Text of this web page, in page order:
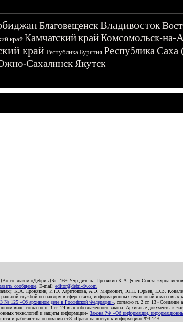
БлаговещенскВладивосток
край Камчатский крайКомсомольск-на-
край Республика Бурятия Республика Саха
СахалинскЯкутск
ДВ» со знаком «Дебри-ДВ». 16+ Учредитель: Пронякин К.А. (член Союза
сообщение . E-mail: editor@debri-dv.com
началах): К.А. Пронякин, И.Ю. Харитонова, А.Э. Мирмович, Ю.Н. Юрьев, Ю.В.
службой по надзору в сфере связи, информационных технологий и массовых
№ 125 «Об архивном деле в Российской Федерации» , согласно п. 2 ст. 13
виде, согласно п. 1 ст. 24 вышеобозначенного закона. Архивные документы к
технологий и защиты информации» Закона РФ «Об информации,
и работают на основании ст.8 «Право на доступ к информации» ФЗ-149.